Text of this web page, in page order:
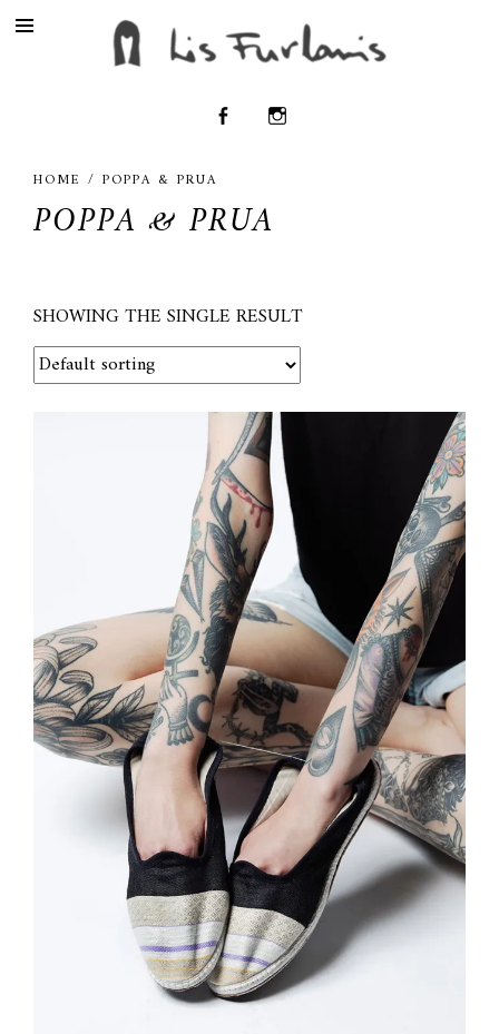
HOME / POPPA & PRUA
POPPA & PRUA
SHOWING THE SINGLE RESULT